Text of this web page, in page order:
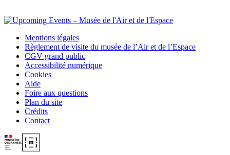
Mentions légales
Règlement de visite du musée de l’Air et de l’Espace
CGV grand public
Accessibilité numérique
Cookies
Aide
Foire aux questions
Plan du site
Crédits
Contact